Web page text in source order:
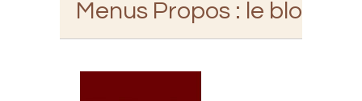
Menus Propos : le blog